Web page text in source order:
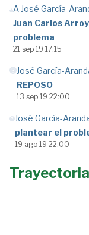
A José García-
Juan Carlos
problema
21 sep 19 17:15
José García-
REPOSO
13 sep 19 22:00
José García-
plantear el
19 ago 19 22:00